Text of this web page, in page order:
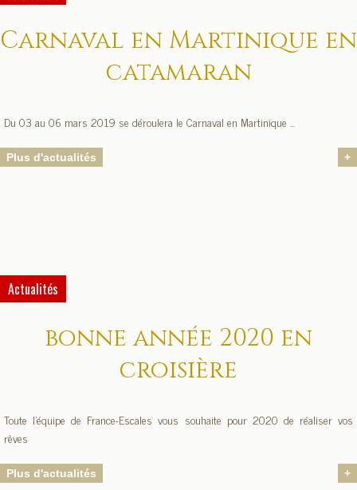
Carnaval en Martinique en
catamaran
Du 03 au 06 mars 2019 se déroulera le Carnaval en Martinique ...
+
Plus d'actualités
Actualités
bonne année 2020 en
croisière
Toute l'équipe de France-Escales vous souhaite pour 2020 de réaliser vos
rêves
+
Plus d'actualités